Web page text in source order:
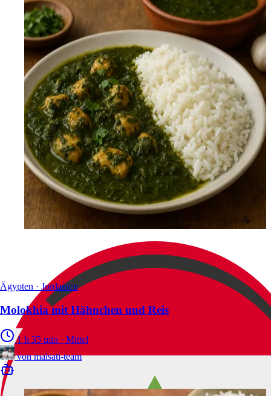
Ägypten · Jordanien
Molokhia mit Hähnchen und Reis
1 h 35 min · Mittel
von malsati-team